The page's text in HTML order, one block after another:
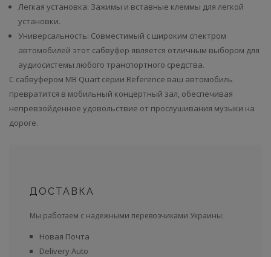
Легкая установка: Зажимы и вставные клеммы для легкой
установки.
Универсальность: Совместимый с широким спектром
автомобилей этот сабвуфер является отличным выбором для
аудиосистемы любого транспортного средства.
С сабвуфером MB Quart серии Reference ваш автомобиль
превратится в мобильный концертный зал, обеспечивая
непревзойденное удовольствие от прослушивания музыки на
дороге.
ДОСТАВКА
Мы работаем с надежными перевозчиками Украины:
Новая Почта
Delivery Auto